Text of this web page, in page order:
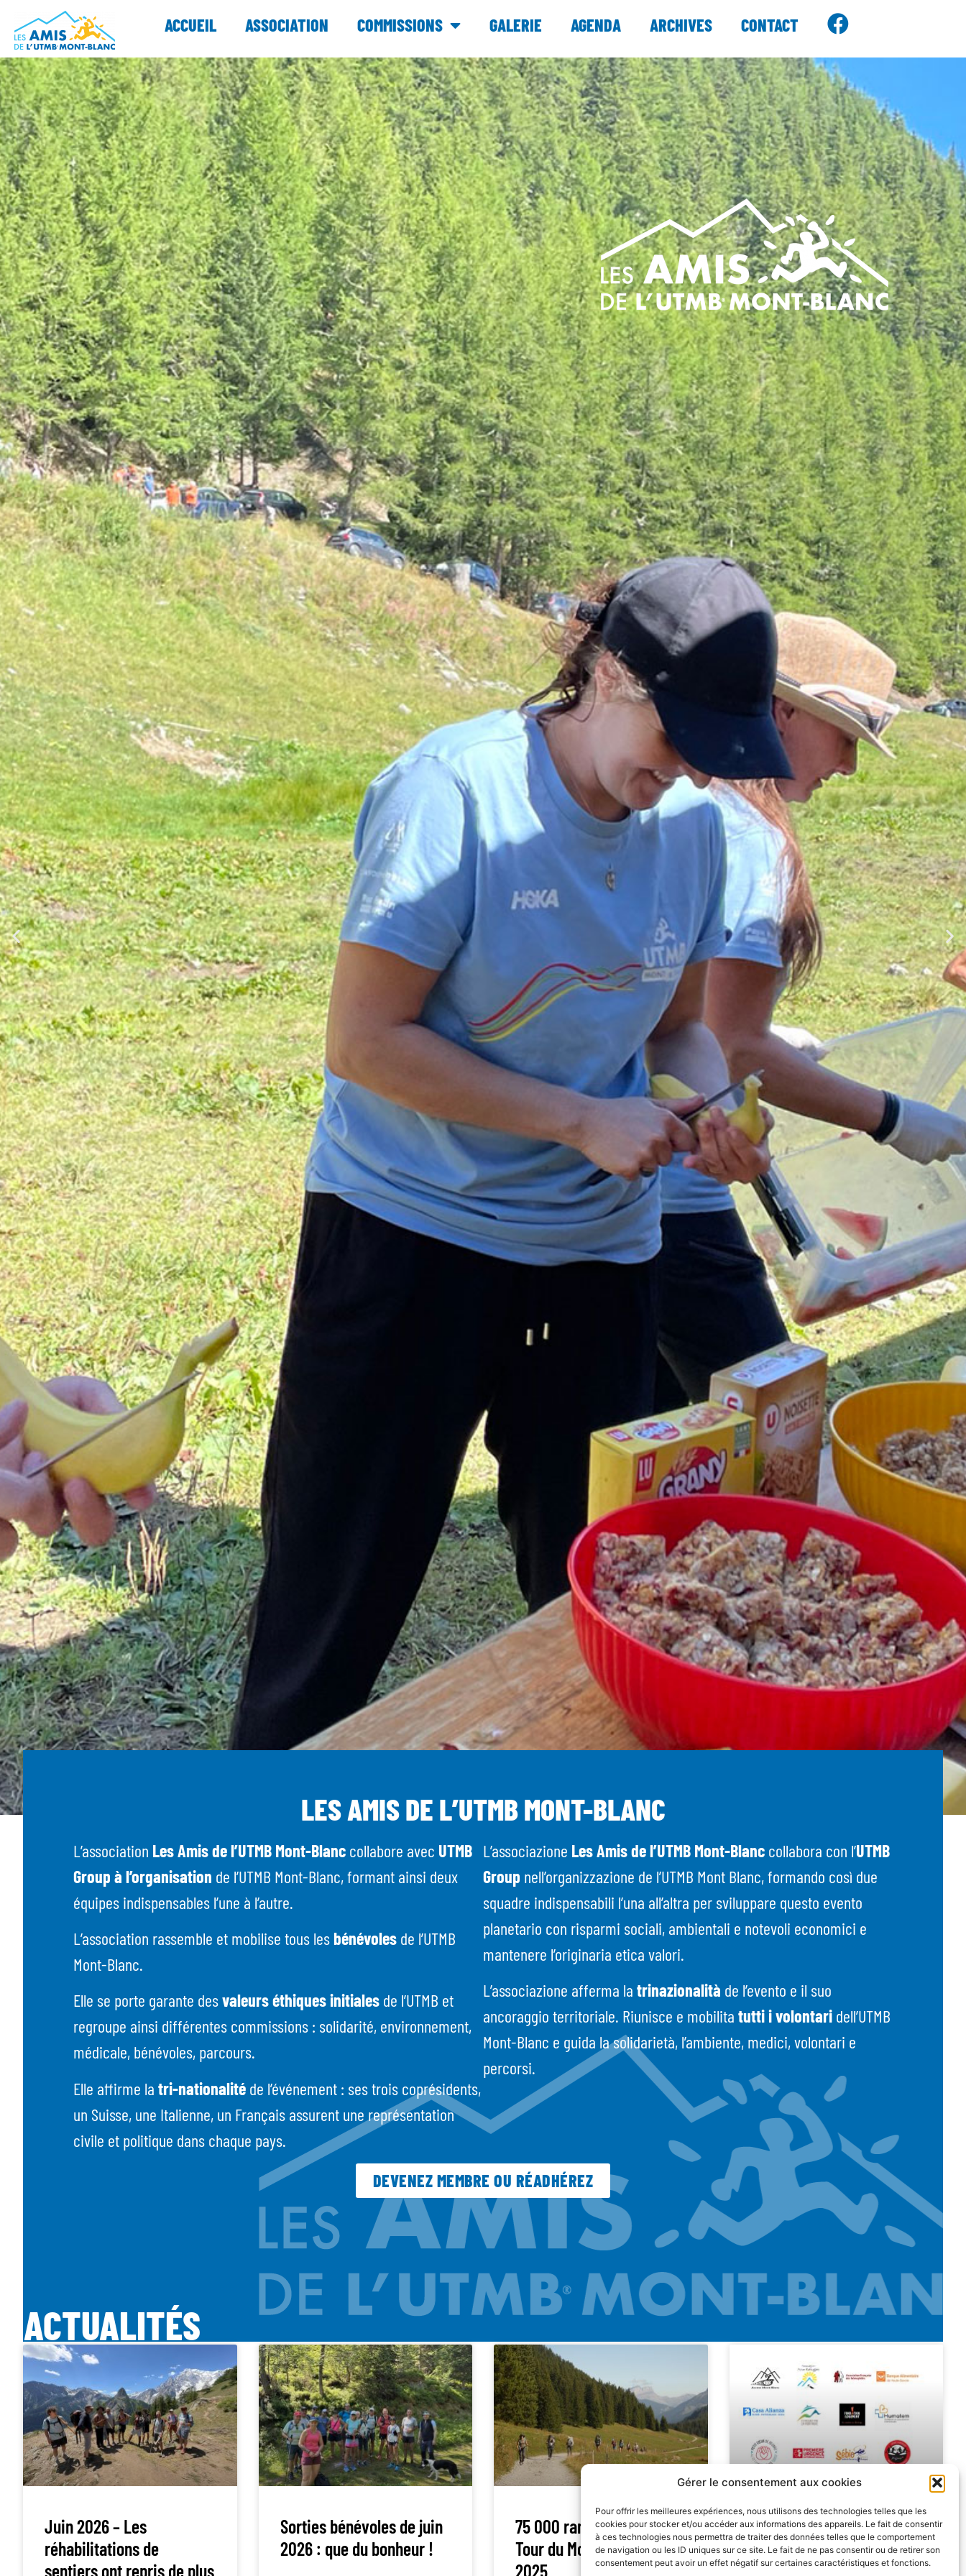
Gérer le consentement aux cookies
Pour offrir les meilleures expériences, nous utilisons des technologies telles que les
cookies pour stocker et/ou accéder aux informations des appareils. Le fait de consentir
à ces technologies nous permettra de traiter des données telles que le comportement
de navigation ou les ID uniques sur ce site. Le fait de ne pas consentir ou de retirer son
consentement peut avoir un effet négatif sur certaines caractéristiques et fonctions.
ACCUEIL ASSOCIATION COMMISSIONS GALERIE AGENDA ARCHIVES CONTACT
LES AMIS DE L’UTMB MONT-BLANC
L’association Les Amis de l’UTMB Mont-Blanc collabore avec UTMB
Group à l’organisation de l’UTMB Mont-Blanc, formant ainsi deux
équipes indispensables l’une à l’autre.
L’association rassemble et mobilise tous lesbénévoles de l’UTMB
Mont-Blanc.
Elle se porte garante desvaleurs éthiques initiales de l’UTMB et
regroupe ainsi différentes commissions : solidarité, environnement,
médicale, bénévoles, parcours.
Elle affirme la tri-nationalité de l’événement : ses trois coprésidents,
un Suisse, une Italienne, un Français assurent une représentation
civile et politique dans chaque pays.
L’associazione Les Amis de l’UTMB Mont-Blanc collabora con l’UTMB
Group nell’organizzazione de l’UTMB Mont Blanc, formando così due
squadre indispensabili l’una all’altra per sviluppare questo evento
planetario con risparmi sociali, ambientali e notevoli economici e
mantenere l’originaria etica valori.
L’associazione afferma la trinazionalità de l’evento e il suo
ancoraggio territoriale. Riunisce e mobilita tutti i volontari dell’UTMB
Mont-Blanc e guida la solidarietà, l’ambiente, medici, volontari e
percorsi.
DEVENEZ MEMBRE OU RÉADHÉREZ
ACTUALITÉS
Juin 2026 – Les
réhabilitations de
sentiers ont repris de plus
Sorties bénévoles de juin
2026 : que du bonheur !
75 000 randonneurs sur le
Tour du Mont Blanc en
2025
Les associations
Dossards Solidaires 2026